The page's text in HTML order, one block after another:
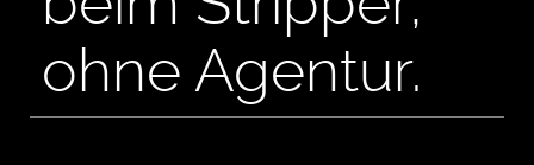
ohne Agentur.